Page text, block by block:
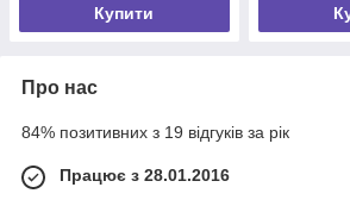
Купити
Про нас
84% позитивних з 19 відгуків за рік
Працює з 28.01.2016